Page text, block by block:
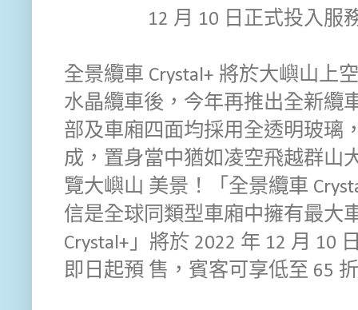
12 月 10 日正式投入服
全景纜車 Crystal+ 將於大嶼山上
水晶纜車後，今年再推出全新纜
部及車廂四面均採用全透明玻璃
成，置身當中猶如凌空飛越群山
覽大嶼山 美景！「全景纜車
信是全球同類型車廂中擁有最大
Crystal+」將於 2022 年 12 月 10
即日起預 售，賓客可享低至 65